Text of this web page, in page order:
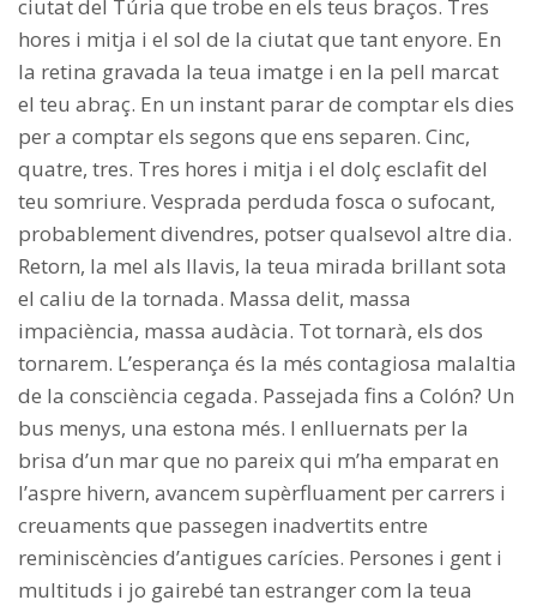
ciutat del Túria que trobe en els teus braços. Tres
hores i mitja i el sol de la ciutat que tant enyore. En
la retina gravada la teua imatge i en la pell marcat
el teu abraç. En un instant parar de comptar els dies
per a comptar els segons que ens separen. Cinc,
quatre, tres. Tres hores i mitja i el dolç esclafit del
teu somriure. Vesprada perduda fosca o sufocant,
probablement divendres, potser qualsevol altre dia.
Retorn, la mel als llavis, la teua mirada brillant sota
el caliu de la tornada. Massa delit, massa
impaciència, massa audàcia. Tot tornarà, els dos
tornarem. L’esperança és la més contagiosa malaltia
de la consciència cegada. Passejada fins a Colón? Un
bus menys, una estona més. I enlluernats per la
brisa d’un mar que no pareix qui m’ha emparat en
l’aspre hivern, avancem supèrfluament per carrers i
creuaments que passegen inadvertits entre
reminiscències d’antigues carícies. Persones i gent i
multituds i jo gairebé tan estranger com la teua